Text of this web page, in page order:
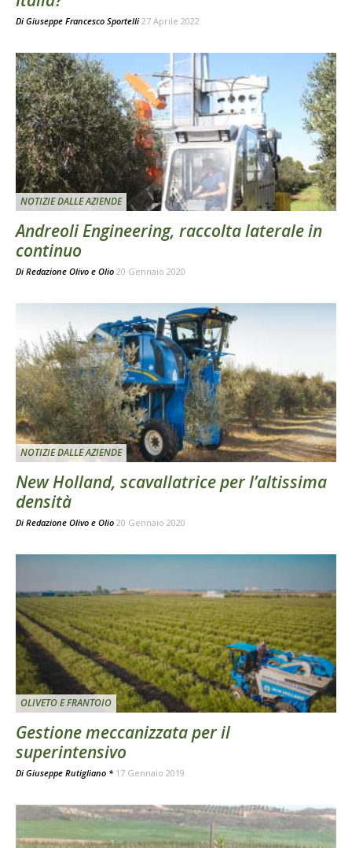
Di Giuseppe Francesco Sportelli 27 Aprile 2022
NOTIZIE DALLE AZIENDE
Andreoli Engineering, raccolta laterale in
continuo
Di Redazione Olivo e Olio 20 Gennaio 2020
NOTIZIE DALLE AZIENDE
New Holland, scavallatrice per l’altissima
densità
Di Redazione Olivo e Olio 20 Gennaio 2020
OLIVETO E FRANTOIO
Gestione meccanizzata per il
superintensivo
Di Giuseppe Rutigliano * 17 Gennaio 2019